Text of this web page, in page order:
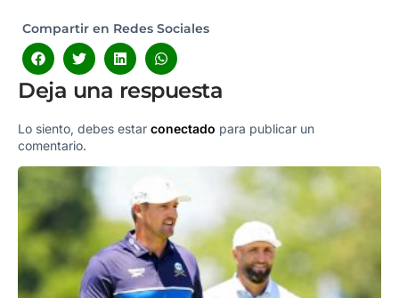
Compartir en Redes Sociales
Deja una respuesta
Lo siento, debes estar conectado para publicar un
comentario.